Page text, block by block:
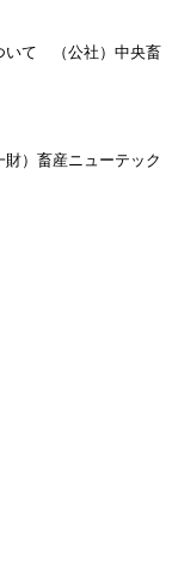
いて （公社）中央畜
）畜産ニューテック